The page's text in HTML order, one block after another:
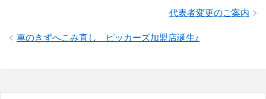
代表者変更のご案内
車のきずへこみ直し ピッカーズ加盟店誕生♪